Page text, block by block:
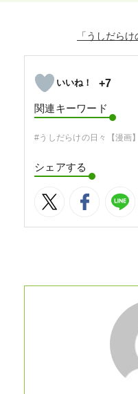
「うしだら
+7
関連キーワード
#うしだらけの日々【漫画】
シェアする